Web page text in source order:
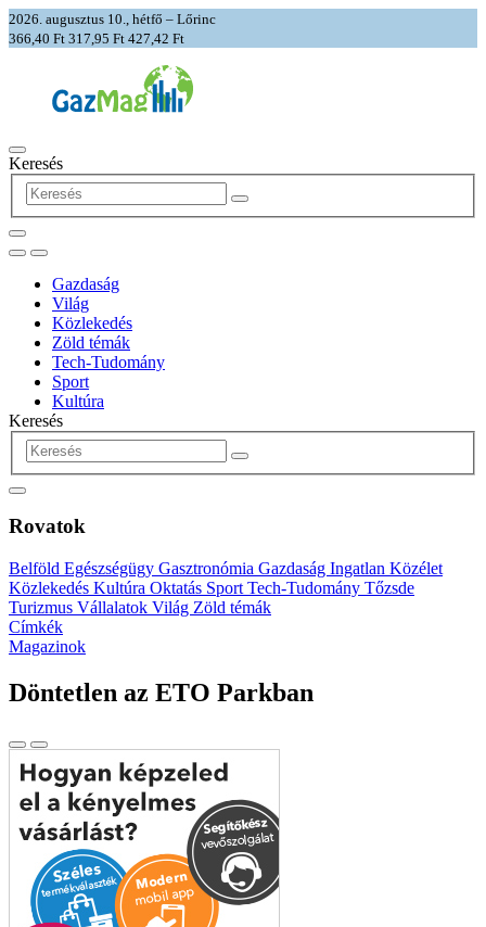
2026. augusztus 10., hétfő – Lőrinc
366,40 Ft 317,95 Ft 427,42 Ft
Keresés
Gazdaság
Világ
Közlekedés
Zöld témák
Tech-Tudomány
Sport
Kultúra
Keresés
Rovatok
Belföld Egészségügy Gasztronómia Gazdaság Ingatlan Közélet
Közlekedés Kultúra Oktatás Sport Tech-Tudomány Tőzsde
Turizmus Vállalatok Világ Zöld témák
Címkék
Magazinok
Döntetlen az ETO Parkban